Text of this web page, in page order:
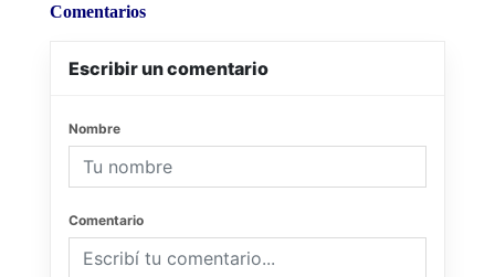
Comentarios
Escribir un comentario
Nombre
Comentario